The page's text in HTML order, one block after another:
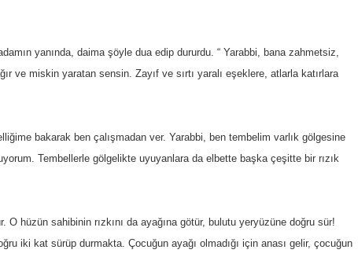
yanında, daima şöyle dua edip dururdu. “ Yarabbi, bana zahmetsiz,
ve miskin yaratan sensin. Zayıf ve sırtı yaralı eşeklere, atlarla katırlara
bakarak ben çalışmadan ver. Yarabbi, ben tembelim varlık gölgesine
Tembellerle gölgelikte uyuyanlara da elbette başka çeşitte bir rızık
O hüzün sahibinin rızkını da ayağına götür, bulutu yeryüzüne doğru sür!
iki kat sürüp durmakta. Çocuğun ayağı olmadığı için anası gelir, çocuğun